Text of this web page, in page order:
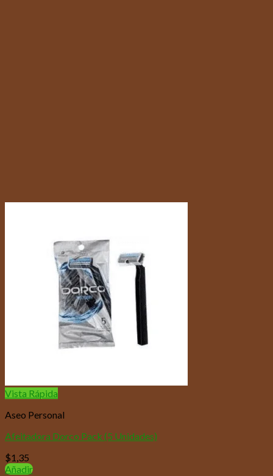
Vista Rápida
Aseo Personal
Afeitadora Dorco Pack (5 Unidades)
$1,35
Añadir